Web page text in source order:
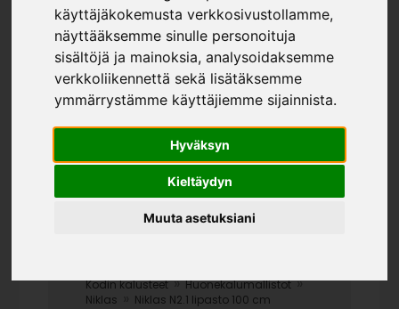
käyttäjäkokemusta verkkosivustollamme,
näyttääksemme sinulle personoituja
sisältöjä ja mainoksia, analysoidaksemme
verkkoliikennettä sekä lisätäksemme
ymmärrystämme käyttäjiemme sijainnista.
Hyväksyn
Kieltäydyn
Muuta asetuksiani
Kodin kalusteet»Huonekalumallistot»
Niklas Niklas N2.1 lipasto 100 cm